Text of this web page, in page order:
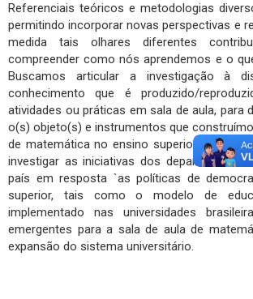
Referenciais teóricos e metodologias
permitindo incorporar novas perspectivas e
medida tais olhares diferentes
compreender como nós aprendemos e o
Buscamos articular a investigação à
conhecimento que é produzido/
atividades ou práticas em sala de aula, para
o(s) objeto(s) e instrumentos que
de matemática no ensino superior. Em
investigar as iniciativas dos
país em resposta `as políticas de
superior, tais como o modelo de
implementado nas universidades
emergentes para a sala de aula de
expansão do sistema universitário.